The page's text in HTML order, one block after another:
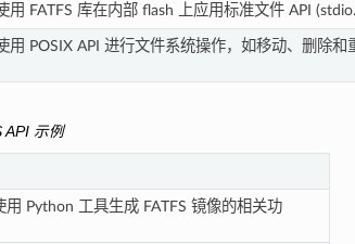
用 FATFS 库在内部 flash 上应用标准文件 API
用 POSIX API 进行文件系统操作，如移动、删除和
API 示例
用 Python 工具生成 FATFS 镜像的相关功